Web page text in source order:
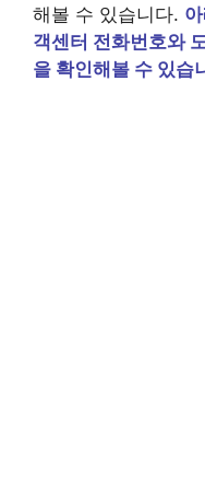
해볼 수 있습니다.
객센터 전화번호와
을 확인해볼 수 있습